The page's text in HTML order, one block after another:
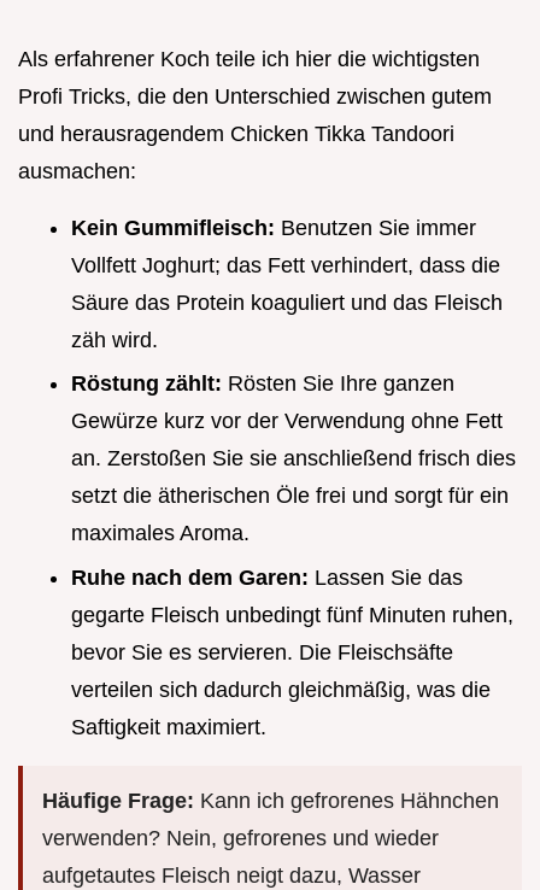
Als erfahrener Koch teile ich hier die wichtigsten
Profi Tricks, die den Unterschied zwischen gutem
und herausragendem Chicken Tikka Tandoori
ausmachen:
Kein Gummifleisch: Benutzen Sie immer
Vollfett Joghurt; das Fett verhindert, dass die
Säure das Protein koaguliert und das Fleisch
zäh wird.
Röstung zählt: Rösten Sie Ihre ganzen
Gewürze kurz vor der Verwendung ohne Fett
an. Zerstoßen Sie sie anschließend frisch dies
setzt die ätherischen Öle frei und sorgt für ein
maximales Aroma.
Ruhe nach dem Garen: Lassen Sie das
gegarte Fleisch unbedingt fünf Minuten ruhen,
bevor Sie es servieren. Die Fleischsäfte
verteilen sich dadurch gleichmäßig, was die
Saftigkeit maximiert.
Häufige Frage: Kann ich gefrorenes Hähnchen
verwenden? Nein, gefrorenes und wieder
aufgetautes Fleisch neigt dazu, Wasser